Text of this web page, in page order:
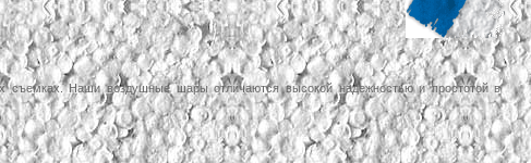
Наши воздушные шары отличаются высокой надежностью и простотой в